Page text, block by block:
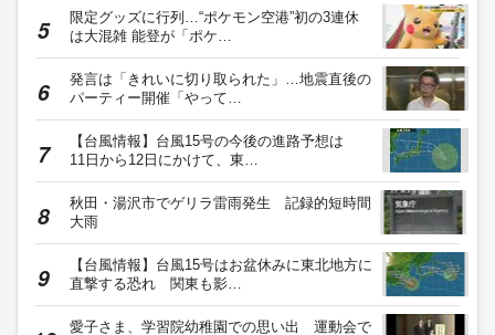
限定グッズに行列…“ポケモン空港”初の3連休
は大混雑 能登が「ポケ…
発言は「きれいに切り取られた」…地震直後の
パーティー開催「やって…
【台風情報】台風15号の今後の進路予想は
11日から12日にかけて、東…
秋田・湯沢市でゲリラ雷雨発生 記録的短時間
大雨
【台風情報】台風15号はお盆休みに東北地方に
直撃する恐れ 関東も影…
愛子さま、学習院幼稚園での思い出 運動会で